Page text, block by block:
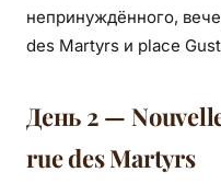
непринуждённого,
des Martyrs и place
День 2 —
rue des Martyrs